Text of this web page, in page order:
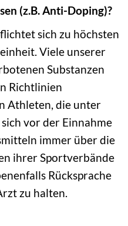
(z.B. Anti-Doping)?
sich zu höchsten
Viele unserer
Substanzen
Richtlinien
Athleten, die unter
vor der Einnahme
immer über die
ihrer Sportverbände
Rücksprache
zu halten.